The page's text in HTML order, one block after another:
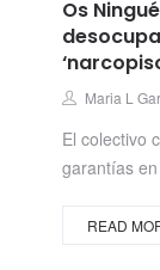
Os
Author
Maria L
El colectivo
garantías
READ